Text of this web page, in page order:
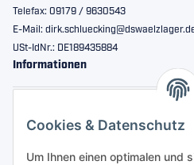
Cookies & Datenschutz
Um Ihnen einen optimalen und
Telefax: 09179 / 9630543
E-Mail:
USt-IdNr.: DE189435884
Informationen
Sicher bestellen